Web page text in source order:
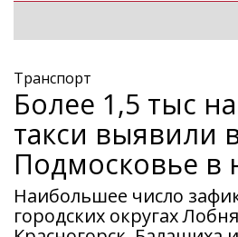
Транспорт
Более 1,5 тыс
такси выявили
Подмосковье в
Наибольшее число
городских округах